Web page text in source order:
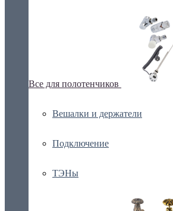
Все для полотенчиков
Вешалки и держатели
Подключение
ТЭНы